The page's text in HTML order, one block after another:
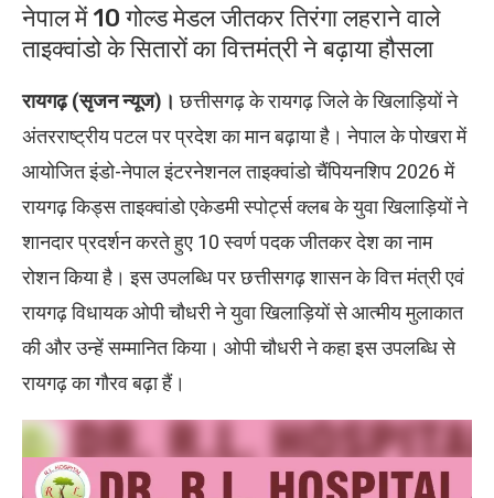
नेपाल में 10 गोल्ड मेडल जीतकर तिरंगा लहराने वाले
ताइक्वांडो के सितारों का वित्तमंत्री ने बढ़ाया हौसला
रायगढ़ (सृजन न्यूज)। छत्तीसगढ़ के रायगढ़ जिले के खिलाड़ियों ने
अंतरराष्ट्रीय पटल पर प्रदेश का मान बढ़ाया है। नेपाल के पोखरा में
आयोजित इंडो-नेपाल इंटरनेशनल ताइक्वांडो चैंपियनशिप 2026 में
रायगढ़ किड्स ताइक्वांडो एकेडमी स्पोर्ट्स क्लब के युवा खिलाड़ियों ने
शानदार प्रदर्शन करते हुए 10 स्वर्ण पदक जीतकर देश का नाम
रोशन किया है। इस उपलब्धि पर छत्तीसगढ़ शासन के वित्त मंत्री एवं
रायगढ़ विधायक ओपी चौधरी ने युवा खिलाड़ियों से आत्मीय मुलाकात
की और उन्हें सम्मानित किया। ओपी चौधरी ने कहा इस उपलब्धि से
रायगढ़ का गौरव बढ़ा हैं।